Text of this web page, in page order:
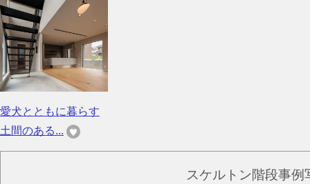
愛犬とともに暮らす
土間のある...
スケルトン階段事例